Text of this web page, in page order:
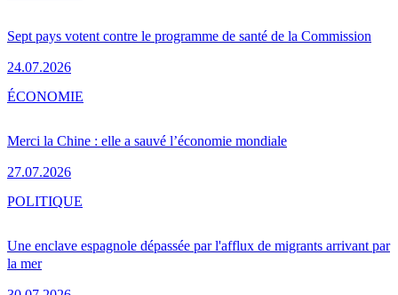
Sept pays votent contre le programme de santé de la Commission
24.07.2026
Merci la Chine : elle a sauvé l’économie mondiale
27.07.2026
ÉCONOMIE
Une enclave espagnole dépassée par l'afflux de migrants arrivant par
la mer
POLITIQUE